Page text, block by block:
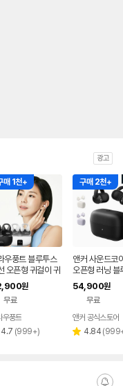
광고
매 1천+
우풍트 블루투스
오픈형 귀걸이 귀
이어폰 귀걸이형
클립 러닝 귀찌이
원
무료
페이
우풍트
4.7 리
(999+)
구매 2천+
앤커 사운드코
오픈형 러닝 블
이어폰 D1101
54,900원
무료
앤커 공식스토어
별 4.84 리
(